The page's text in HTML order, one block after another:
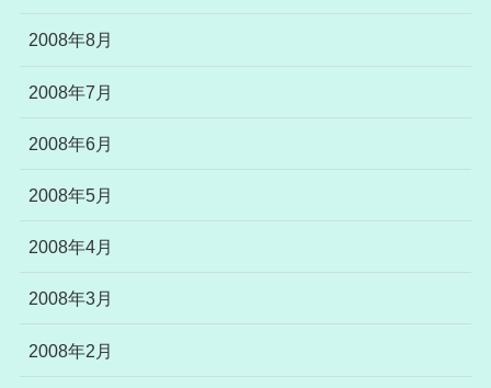
2008年8月
2008年7月
2008年6月
2008年5月
2008年4月
2008年3月
2008年2月